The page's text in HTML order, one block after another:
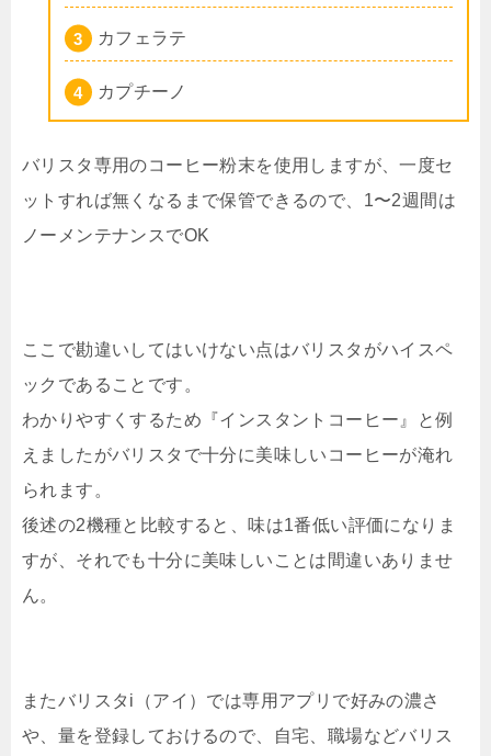
カフェラテ
カプチーノ
バリスタ専用のコーヒー粉末を使用しますが、一度セ
ットすれば無くなるまで保管できるので、1〜2週間は
ノーメンテナンスでOK
ここで勘違いしてはいけない点はバリスタがハイスペ
ックであることです。
わかりやすくするため『インスタントコーヒー』と例
えましたがバリスタで十分に美味しいコーヒーが淹れ
られます。
後述の2機種と比較すると、味は1番低い評価になりま
すが、それでも十分に美味しいことは間違いありませ
ん。
またバリスタi（アイ）では専用アプリで好みの濃さ
や、量を登録しておけるので、自宅、職場などバリス